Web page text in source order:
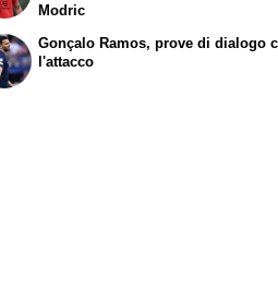
Modric
Gonçalo Ramos, prove di dialogo
l'attacco